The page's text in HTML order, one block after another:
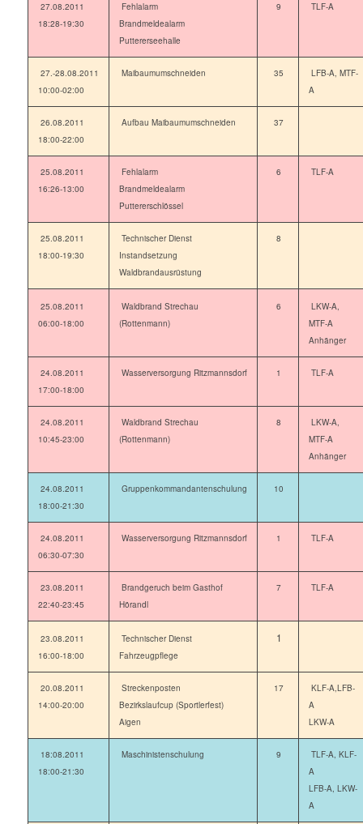
27.08.2011
18:28-19:30
Fehlalarm
Brandmeldealarm
Puttererseehalle
9 TLF-A
27.-28.08.2011
10:00-02:00
Maibaumumschneiden 35
LFB-A, MTF-
A
26.08.2011
18:00-22:00
Aufbau Maibaumumschneiden 37
25.08.2011
16:26-13:00
Fehlalarm
Brandmeldealarm
Puttererschlössel
6 TLF-A
25.08.2011
18:00-19:30
Technischer Dienst
Instandsetzung
Waldbrandausrüstung
8
25.08.2011
06:00-18:00
Waldbrand Strechau
(Rottenmann)
6
LKW-A,
MTF-A
Anhänger
24.08.2011
17:00-18:00
Wasserversorgung Ritzmannsdorf 1 TLF-A
24.08.2011
10:45-23:00
Waldbrand Strechau
(Rottenmann)
8
LKW-A,
MTF-A
Anhänger
24.08.2011
18:00-21:30
Gruppenkommandantenschulung 10
24.08.2011
06:30-07:30
Wasserversorgung Ritzmannsdorf 1 TLF-A
23.08.2011
22:40-23:45
Brandgeruch beim Gasthof
Hörandl
7 TLF-A
23.08.2011
16:00-18:00
Technischer Dienst
Fahrzeugpflege
1
20.08.2011
14:00-20:00
Streckenposten
Bezirkslaufcup (Sportlerfest)
Aigen
17
KLF-A,LFB-
A
LKW-A
18:08.2011
18:00-21:30
Maschinistenschulung 9
TLF-A, KLF-
A
LFB-A, LKW-
A